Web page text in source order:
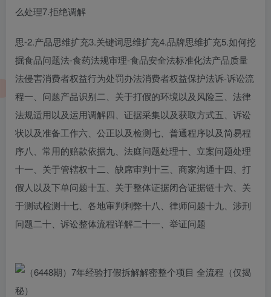
么处理7.拒绝调解
思-2.产品思维扩充3.关键词思维扩充4.品牌思维扩充5.如何挖
掘食品问题法-食药法规审理-食品安全法标准化法产品质量
法侵害消费者权益行为处罚办法消费者权益保护法诉-诉讼流
程一、问题产品识别二、关于打假的环境以及风险三、法律
法规适用以及运用调解四、证据采集以及获取方式五、诉讼
状以及准备工作六、公正以及检测七、普通程序以及简易程
序八、常用的赔款依据九、法庭问题处理十、立案问题处理
十一、关于管辖权十二、缺席审判十三、商家沟通十四、打
假人以及下单问题十五、关于整体证据闭合证据链十六、关
于测试检测十七、各地审判利弊十八、律师问题十九、涉刑
问题二十、诉讼整体流程详解二十一、举证问题